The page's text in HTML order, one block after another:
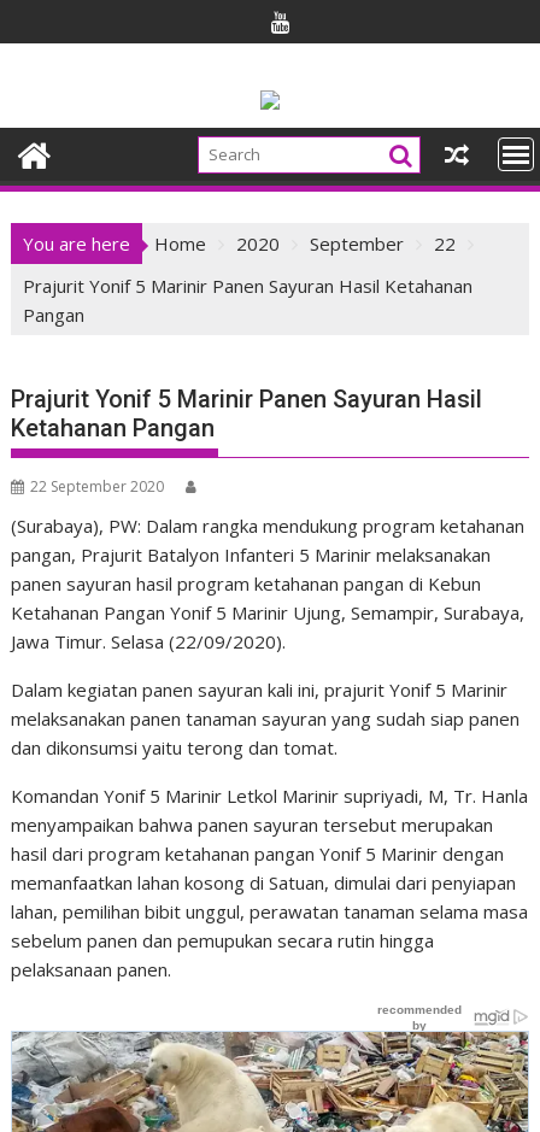
to
You are here Home 2020 September
22
Prajurit Yonif 5 Marinir Panen Sayuran Hasil Ketahanan
Pangan
Prajurit Yonif 5 Marinir Panen Sayuran Hasil
Ketahanan Pangan
22 September 2020
(Surabaya), PW: Dalam rangka mendukung program ketahanan
pangan, Prajurit Batalyon Infanteri 5 Marinir melaksanakan
panen sayuran hasil program ketahanan pangan di Kebun
Ketahanan Pangan Yonif 5 Marinir Ujung, Semampir, Surabaya,
Jawa Timur. Selasa (22/09/2020).
Dalam kegiatan panen sayuran kali ini, prajurit Yonif 5 Marinir
melaksanakan panen tanaman sayuran yang sudah siap panen
dan dikonsumsi yaitu terong dan tomat.
Komandan Yonif 5 Marinir Letkol Marinir supriyadi, M, Tr. Hanla
menyampaikan bahwa panen sayuran tersebut merupakan
hasil dari program ketahanan pangan Yonif 5 Marinir dengan
memanfaatkan lahan kosong di Satuan, dimulai dari penyiapan
lahan, pemilihan bibit unggul, perawatan tanaman selama masa
sebelum panen dan pemupukan secara rutin hingga
pelaksanaan panen.